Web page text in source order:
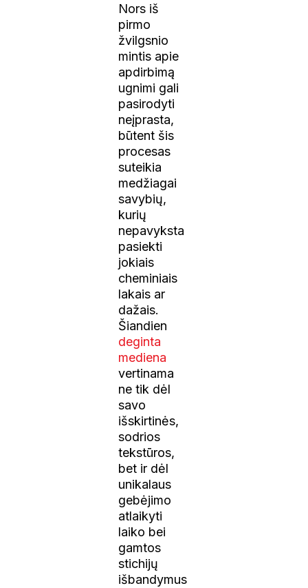
Nors iš
pirmo
žvilgsnio
mintis apie
apdirbimą
ugnimi gali
pasirodyti
neįprasta,
būtent šis
procesas
suteikia
medžiagai
savybių,
kurių
nepavyksta
pasiekti
jokiais
cheminiais
lakais ar
dažais.
Šiandien
deginta
mediena
vertinama
ne tik dėl
savo
išskirtinės,
sodrios
tekstūros,
bet ir dėl
unikalaus
gebėjimo
atlaikyti
laiko bei
gamtos
stichijų
išbandymus